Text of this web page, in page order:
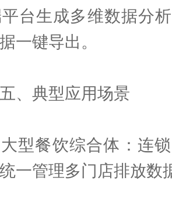
台生成多维数据分
一键导出。
典型应用场景
餐饮综合体：连锁
一管理多门店排放数